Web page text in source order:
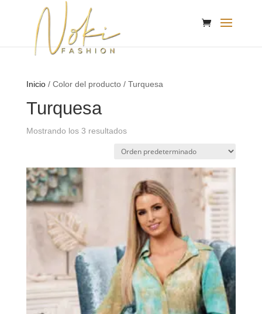
Inicio/ Color del producto / Turquesa
Turquesa
Mostrando los 3 resultados